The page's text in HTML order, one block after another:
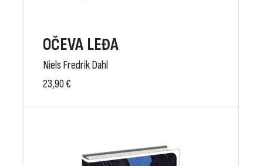
OČEVA LEĐA
Niels Fredrik Dahl
23,90€